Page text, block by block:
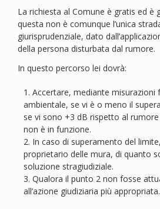
La richiesta al Comune è gratis ed
questa non è comunque l’unica
giurisprudenziale, dato
della persona disturbata dal rumore.
In questo percorso lei dovrà:
Accertare, mediante
ambientale, se vi è o meno il
se vi sono +3 dB rispetto al
non è in funzione.
In caso di superamento del
proprietario delle mura, di quanto
soluzione stragiudiziale.
Qualora il punto 2 non fosse
all’azione giudiziaria più appropriata.